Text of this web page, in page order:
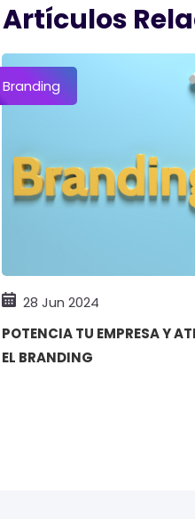
Artículos
Branding
28 Jun 2024
POTENCIA TU EMPRESA Y
EL BRANDING